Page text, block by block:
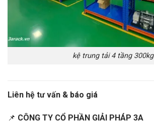
kệ trung tải 4 tầng 300kg
Liên hệ tư vấn & báo giá
📌 CÔNG TY CỔ PHẦN GIẢI PHÁP 3A